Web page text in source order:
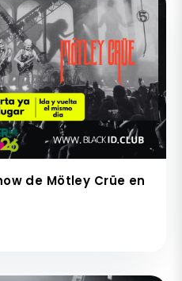
de Mötley Crüe en